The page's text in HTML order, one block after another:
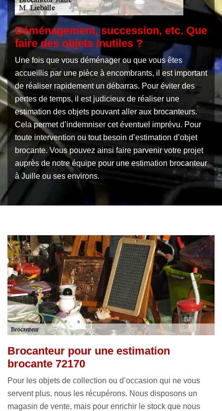
Déménagement, succession, etc. Que
faire des objets inutiles ?
Une fois que vous déménager ou que vous êtes
accueillis par une pièce à encombrants, il est important
de réaliser rapidement un débarras. Pour éviter des
pertes de temps, il est judicieux de réaliser une
estimation des objets pouvant aller aux brocanteurs.
Cela permet d’indemniser cet éventuel imprévu. Pour
toute intervention ou tout besoin d’estimation d’objet
brocante. Vous pouvez ainsi faire parvenir votre projet
auprès de notre équipe pour une estimation brocanteur
à Juille ou ses environs.
Brocanteur pour une estimation
brocante 72170
Pour les objets de collection ou d’occasion qui ne vous
servent plus, nous les récupérons. Nous disposons un
magasin de vente, mais pour enrichir le stock que nous